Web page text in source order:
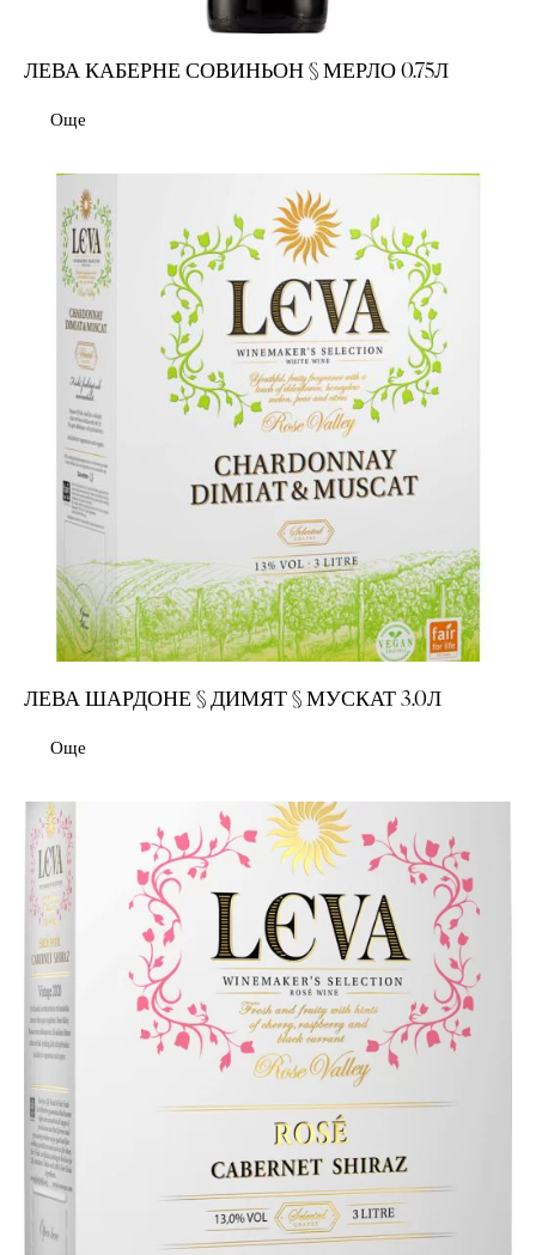
ЛЕВА КАБЕРНЕ СОВИНЬОН § МЕРЛО 0.75Л
Още
ЛЕВА ШАРДОНЕ § ДИМЯТ § МУСКАТ 3.0Л
Още